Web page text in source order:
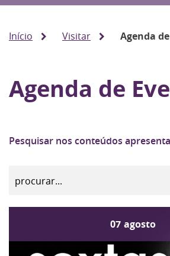
Início Visitar Agenda
Agenda de
Pesquisar nos conteúdos
07 agosto